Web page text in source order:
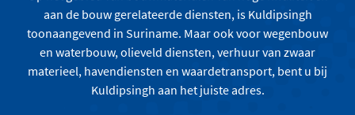
aan de bouw gerelateerde diensten, is Kuldipsingh
toonaangevend in Suriname. Maar ook voor wegenbouw
en waterbouw, olieveld diensten, verhuur van zwaar
materieel, havendiensten en waardetransport, bent u bij
Kuldipsingh aan het juiste adres.